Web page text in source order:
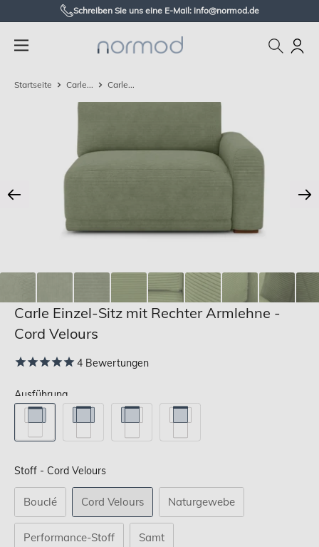
springen
Schreiben Sie uns eine E-Mail: info@normod.de
Normod
Startseite Carle... Carle...
Carle Einzel-Sitz mit Rechter Armlehne -
Cord Velours
4 Bewertungen
Ausführung
Stoff - Cord VeloursStoff
Bouclé Cord Velours Naturgewebe
Performance-Stoff Samt